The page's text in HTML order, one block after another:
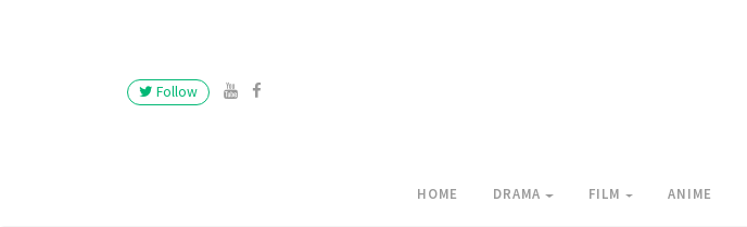
Follow
HOME DRAMA FILM ANIME